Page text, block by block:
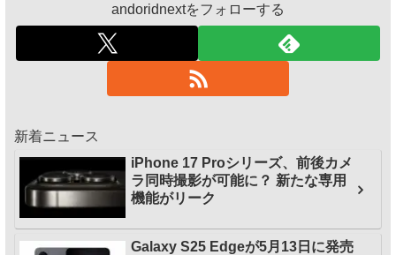
andoridnextをフォローする
新着ニュース
iPhone 17 Proシリーズ、前後カメ
ラ同時撮影が可能に？ 新たな専用
機能がリーク
Galaxy S25 Edgeが5月13日に発売